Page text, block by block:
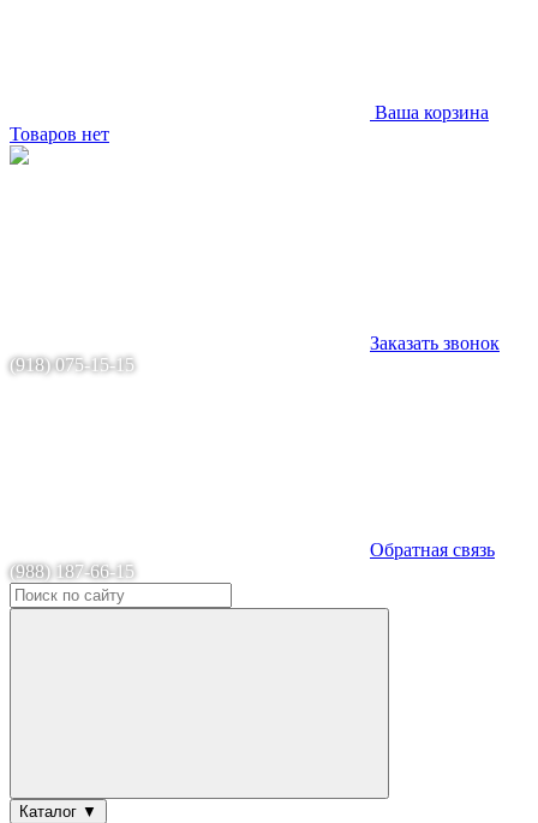
Ваша корзина
Товаров нет
Заказать звонок
(918) 075-15-15
Обратная связь
(988) 187-66-15
Каталог ▼